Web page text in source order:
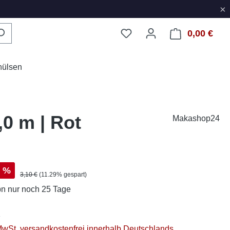
×
0,00 €
m | Rot Makashop24
% Regulärer Preis:
3,10 € (11.29% gespart)
nur noch 25 Tage